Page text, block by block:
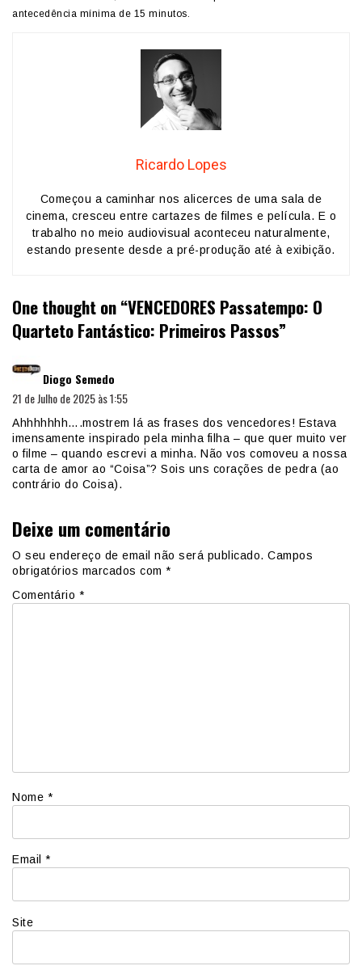
antecedência mínima de 15 minutos.
Ricardo Lopes
Começou a caminhar nos alicerces de uma sala de
cinema, cresceu entre cartazes de filmes e película. E o
trabalho no meio audiovisual aconteceu naturalmente,
estando presente desde a pré-produção até à exibição.
One thought on “VENCEDORES Passatempo: O
Quarteto Fantástico: Primeiros Passos”
Diogo Semedo
21 de Julho de 2025 às 1:55
Ahhhhhhh….mostrem lá as frases dos vencedores! Estava
imensamente inspirado pela minha filha – que quer muito ver
o filme – quando escrevi a minha. Não vos comoveu a nossa
carta de amor ao “Coisa”? Sois uns corações de pedra (ao
contrário do Coisa).
Deixe um comentário
O seu endereço de email não será publicado. Campos
obrigatórios marcados com *
Comentário *
Nome *
Email *
Site